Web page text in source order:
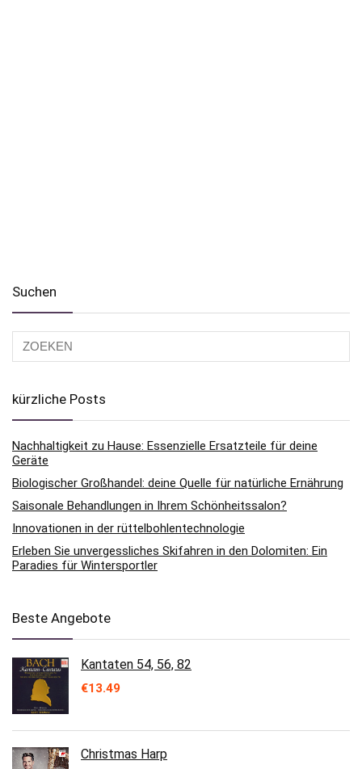
Suchen
kürzliche Posts
Nachhaltigkeit zu Hause: Essenzielle Ersatzteile für deine
Geräte
Biologischer Großhandel: deine Quelle für natürliche Ernährung
Saisonale Behandlungen in Ihrem Schönheitssalon?
Innovationen in der rüttelbohlentechnologie
Erleben Sie unvergessliches Skifahren in den Dolomiten: Ein
Paradies für Wintersportler
Beste Angebote
Kantaten 54, 56, 82
€13.49
Christmas Harp